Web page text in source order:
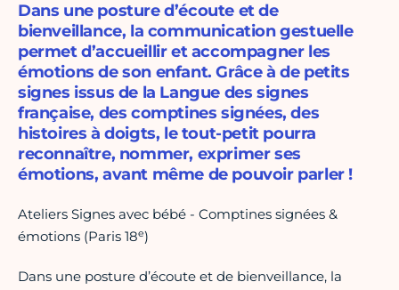
Dans une posture d’écoute et de
bienveillance, la communication gestuelle
permet d’accueillir et accompagner les
émotions de son enfant. Grâce à de petits
signes issus de la Langue des signes
française, des comptines signées, des
histoires à doigts, le tout-petit pourra
reconnaître, nommer, exprimer ses
émotions, avant même de pouvoir parler !
Ateliers Signes avec bébé - Comptines signées &
émotions (Paris 18e)
Dans une posture d’écoute et de bienveillance, la